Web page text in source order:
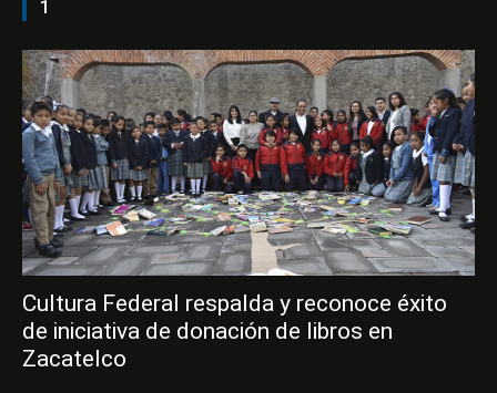
1
Cultura Federal respalda y reconoce éxito
de iniciativa de donación de libros en
Zacatelco